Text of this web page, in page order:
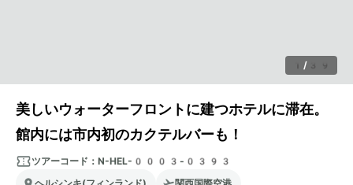
1 / 39
美しいウォーターフロントに建つホテルに滞在。
館内には市内初のカクテルバーも！
ツアーコード： N-HEL-0003-0393